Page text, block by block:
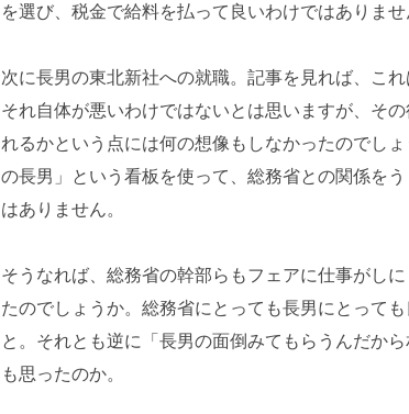
を選び、税金で給料を払って良いわけではありませ
次に長男の東北新社への就職。記事を見れば、こ
それ自体が悪いわけではないとは思いますが、そ
れるかという点には何の想像もしなかったのでし
の長男」という看板を使って、総務省との関係を
はありません。
そうなれば、総務省の幹部らもフェアに仕事がし
たのでしょうか。総務省にとっても長男にとって
と。それとも逆に「長男の面倒みてもらうんだか
も思ったのか。